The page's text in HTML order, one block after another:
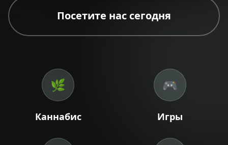
🇷🇺Русский 🇮🇱עברית 🇫🇷Français
🇩🇪Deutsch 🇪🇸Español
Посетите нас сегодня
🌿
Каннабис
🎮
Игры